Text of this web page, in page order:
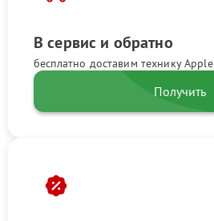
В сервис и обратно
бесплатно доставим технику Apple
Получить